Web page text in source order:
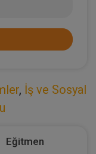
, İş ve Sosyal
Eğitmen